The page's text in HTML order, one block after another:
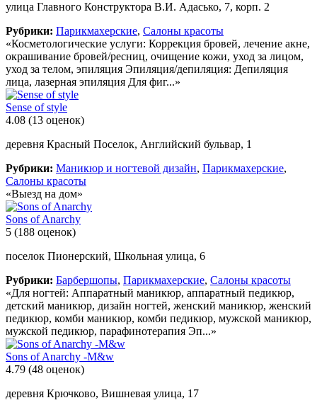
улица Главного Конструктора В.И. Адасько, 7, корп. 2
Рубрики: Парикмахерские, Салоны красоты
«Косметологические услуги: Коррекция бровей, лечение акне,
окрашивание бровей/ресниц, очищение кожи, уход за лицом,
уход за телом, эпиляция Эпиляция/депиляция: Депиляция
лица, лазерная эпиляция Для фиг...»
Sense of style
4.08 (13 оценок)
деревня Красный Поселок, Английский бульвар, 1
Рубрики: Маникюр и ногтевой дизайн, Парикмахерские,
Салоны красоты
«Выезд на дом»
Sons of Anarchy
5 (188 оценок)
поселок Пионерский, Школьная улица, 6
Рубрики: Барбершопы, Парикмахерские, Салоны красоты
«Для ногтей: Аппаратный маникюр, аппаратный педикюр,
детский маникюр, дизайн ногтей, женский маникюр, женский
педикюр, комби маникюр, комби педикюр, мужской маникюр,
мужской педикюр, парафинотерапия Эп...»
Sons of Anarchy -M&w
4.79 (48 оценок)
деревня Крючково, Вишневая улица, 17